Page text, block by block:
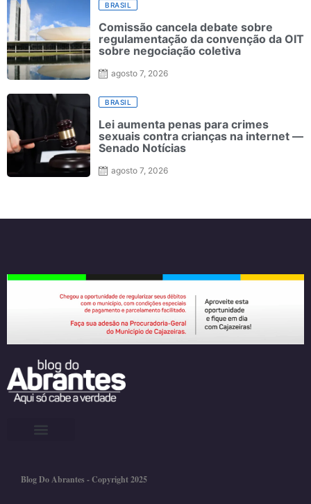
BRASIL
Comissão cancela debate sobre
regulamentação da convenção da OIT
sobre negociação coletiva
agosto 7, 2026
BRASIL
Lei aumenta penas para crimes
sexuais contra crianças na internet —
Senado Notícias
agosto 7, 2026
Blog Do Abrantes - Copyright 2025